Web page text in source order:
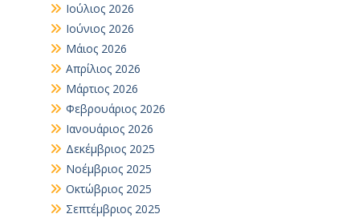
Ιούλιος 2026
Ιούνιος 2026
Μάιος 2026
Απρίλιος 2026
Μάρτιος 2026
Φεβρουάριος 2026
Ιανουάριος 2026
Δεκέμβριος 2025
Νοέμβριος 2025
Οκτώβριος 2025
Σεπτέμβριος 2025